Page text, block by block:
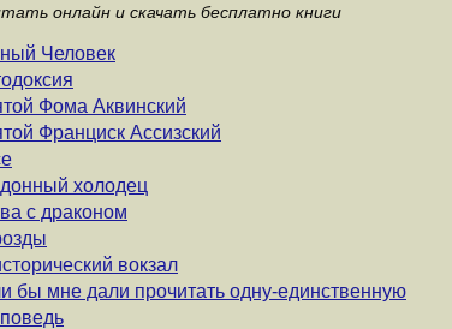
онлайн и скачать бесплатно книги
Человек
Фома Аквинский
Франциск Ассизский
холодец
с драконом
вокзал
бы мне дали прочитать одну-единственную